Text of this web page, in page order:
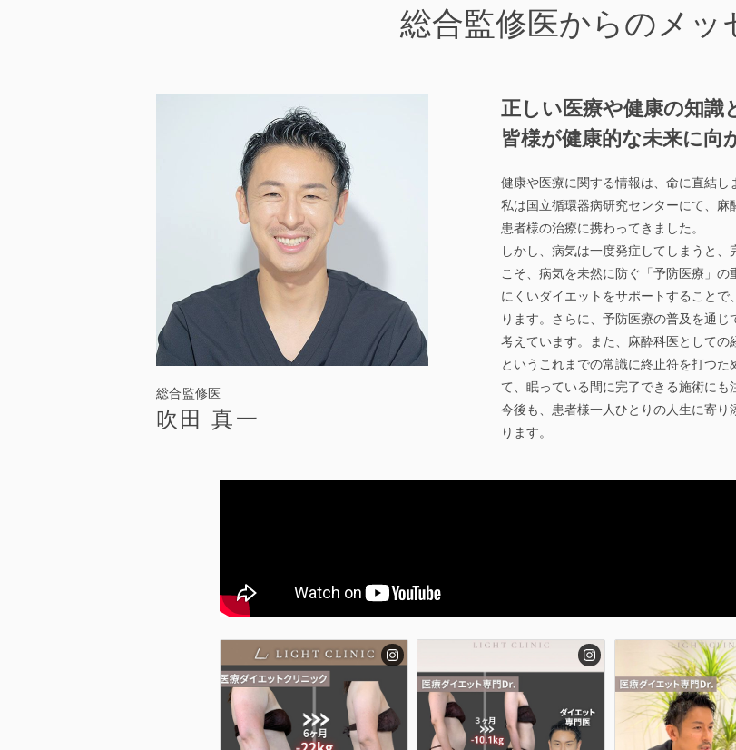
総合監修医からのメッ
総合監修医
吹田 真一
正しい医療や健康の知識
皆様が健康的な未来に向
健康や医療に関する情報は、命に直結し
私は国立循環器病研究センターにて、
患者様の治療に携わってきました。
しかし、病気は一度発症してしまうと
こそ、病気を未然に防ぐ「予防医療」
にくいダイエットをサポートすること
ります。さらに、予防医療の普及を通
考えています。また、麻酔科医としての
というこれまでの常識に終止符を打つ
て、眠っている間に完了できる施術にも
今後も、患者様一人ひとりの人生に寄
ります。